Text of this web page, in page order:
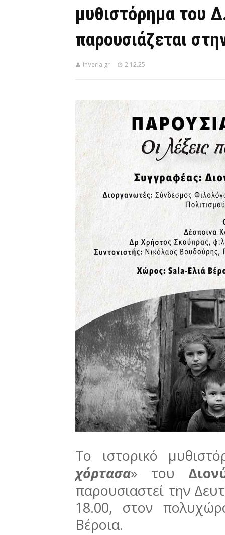
μυθιστόρημα του
παρουσιάζεται
InVeria.gr 2.12.25
Το ιστορικό
χόρτασα» του
παρουσιαστεί την
18.00, στον
Βέροια.